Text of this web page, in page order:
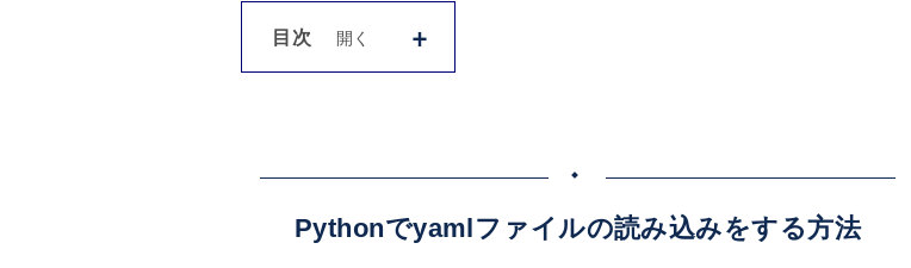
目次
Pythonでyamlファイルの読み込みをする方法